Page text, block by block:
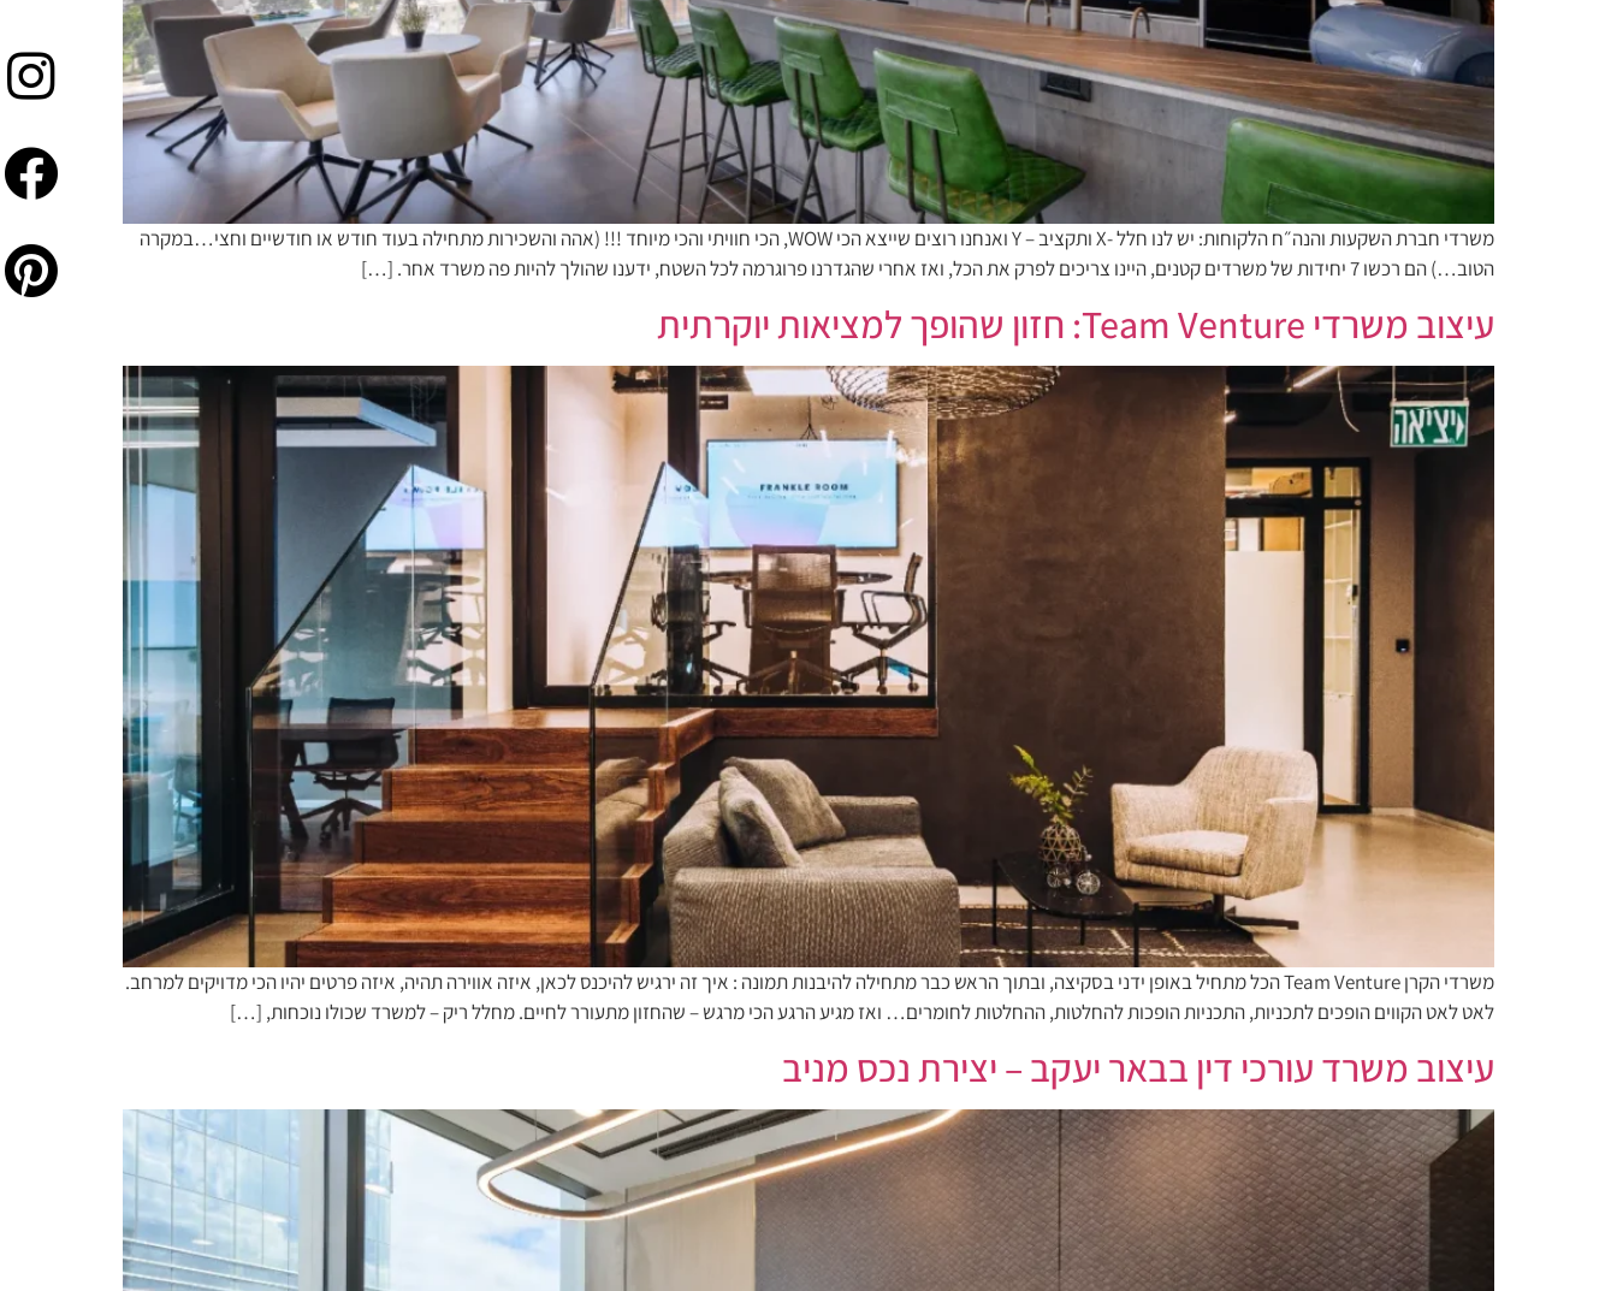
משרדי חברת השקעות והנה״ח הלקוחות: יש לנו חלל -X ותקציב – Y ואנחנו רוצים שייצא הכי WOW, הכי חוויתי והכי מיוחד !!! (אהה והשכירות מתחילה בעוד חודש או חודשיים וחצי…במקרה
הטוב…) הם רכשו 7 יחידות של משרדים קטנים, היינו צריכים לפרק את הכל, ואז אחרי שהגדרנו פרוגרמה לכל השטח, ידענו שהולך להיות פה משרד אחר. […]
עיצוב משרדי Team Venture: חזון שהופך למציאות יוקרתית
משרדי הקרן Team Venture הכל מתחיל באופן ידני בסקיצה, ובתוך הראש כבר מתחילה להיבנות תמונה : איך זה ירגיש להיכנס לכאן, איזה אווירה תהיה, איזה פרטים יהיו הכי מדויקים למרחב.
לאט לאט הקווים הופכים לתכניות, התכניות הופכות להחלטות, ההחלטות לחומרים… ואז מגיע הרגע הכי מרגש – שהחזון מתעורר לחיים. מחלל ריק – למשרד שכולו נוכחות, […]
עיצוב משרד עורכי דין בבאר יעקב – יצירת נכס מניב